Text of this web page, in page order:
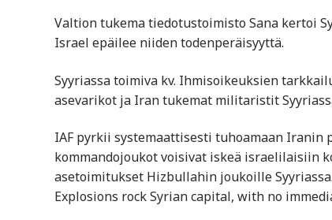
Valtion tukema tiedotustoimisto Sana kertoi
Israel epäilee niiden todenperäisyyttä.
Syyriassa toimiva kv. Ihmisoikeuksien
asevarikot ja Iran tukemat militaristit
IAF pyrkii systemaattisesti tuhoamaan
kommandojoukot voisivat iskeä israelilaisiin
asetoimitukset Hizbullahin joukoille Syyriassa.
Explosions rock Syrian capital, with no